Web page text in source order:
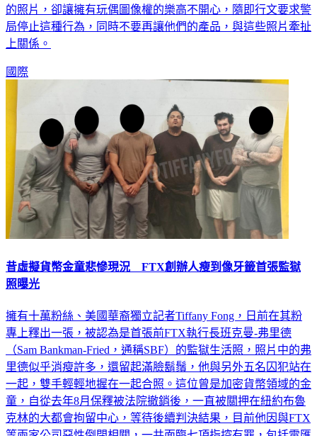
的照片，卻讓擁有玩偶圖像權的樂高不開心，隨即行文要求警
局停止這種行為，同時不要再讓他們的產品，與這些照片牽扯
上關係。
國際
昔虛擬貨幣金童悲慘現況 FTX創辦人瘦到像牙籤首張監獄
照曝光
擁有十萬粉絲、美國華裔獨立記者Tiffany Fong，日前在其粉
專上釋出一張，被認為是首張前FTX執行長班克曼-弗里德
（Sam Bankman-Fried，通稱SBF）的監獄生活照，照片中的弗
里德似乎消瘦許多，還留起滿臉鬍鬚，他與另外五名囚犯站在
一起，雙手輕輕地握在一起合照。這位曾是加密貨幣領域的金
童，自從去年8月保釋被法院撤銷後，一直被關押在紐約布魯
克林的大都會拘留中心，等待後續判決結果，目前他因與FTX